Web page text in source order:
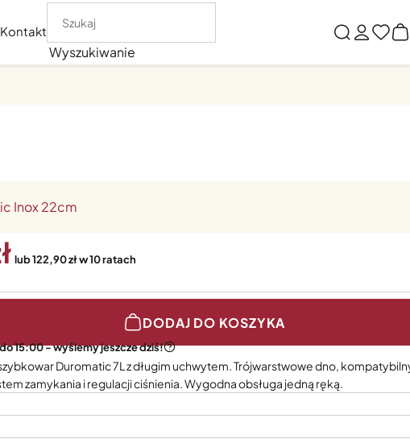
Kontakt
Wyszukiwanie
Inox 22cm
lub 122,90 zł w 10 ratach
DODAJ DO KOSZYKA
15:00 - wyślemy jeszcze dziś!
Duromatic 7L z długim uchwytem. Trójwarstwowe dno,
zamykania i regulacji ciśnienia. Wygodna obsługa jedną ręką.